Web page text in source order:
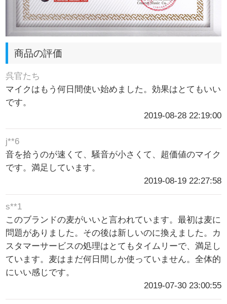
商品の評価
呉官たち
マイクはもう何日間使い始めました。効果はとてもいい
です。
2019-08-28 22:19:00
j**6
音を拾うのが速くて、騒音が小さくて、超価値のマイク
です。満足しています。
2019-08-19 22:27:58
s**1
このブランドの麦がいいと言われています。最初は麦に
問題がありました。その後は新しいのに換えました。カ
スタマーサービスの処理はとてもタイムリーで、満足し
ています。麦はまだ何日間しか使っていません。全体的
にいい感じです。
2019-07-30 23:00:55